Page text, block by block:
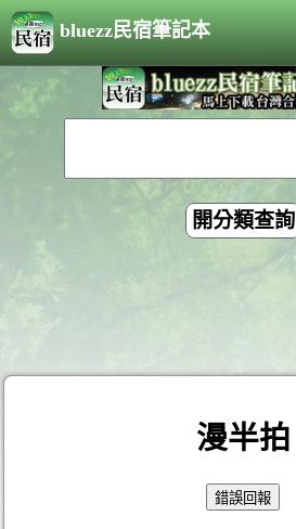
bluezz民宿筆記本
開分類查詢
漫半拍